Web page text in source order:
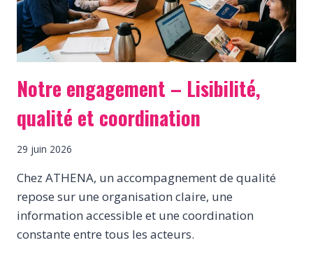
Notre engagement – Lisibilité,
qualité et coordination
29 juin 2026
Chez ATHENA, un accompagnement de qualité
repose sur une organisation claire, une
information accessible et une coordination
constante entre tous les acteurs.